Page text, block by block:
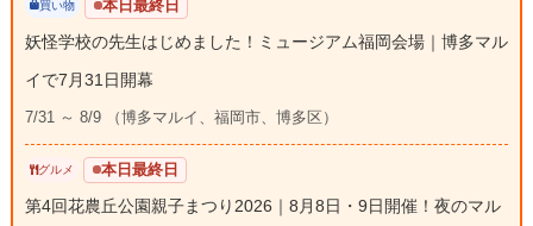
買い物 本日最終日
妖怪学校の先生はじめました！ミュージアム福岡会場｜博多マル
イで7月31日開幕
7/31 ～ 8/9 （博多マルイ、福岡市、博多区）
グルメ 本日最終日
第4回花農丘公園親子まつり2026｜8月8日・9日開催！夜のマル